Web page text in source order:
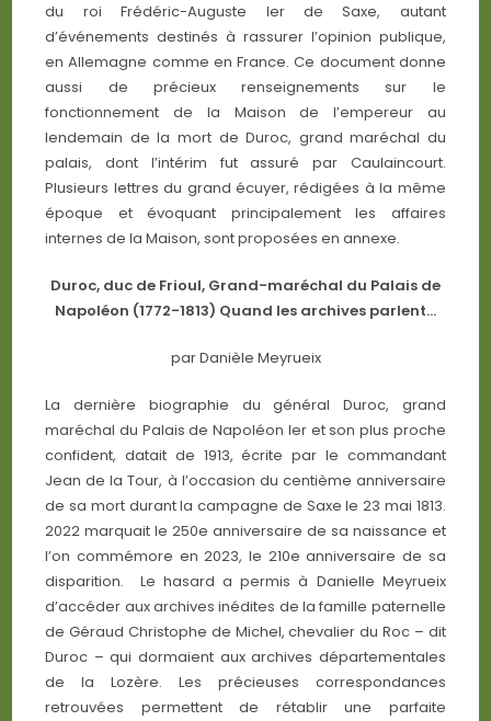
du roi Frédéric-Auguste Ier de Saxe, autant
d’événements destinés à rassurer l’opinion publique,
en Allemagne comme en France. Ce document donne
aussi de précieux renseignements sur le
fonctionnement de la Maison de l’empereur au
lendemain de la mort de Duroc, grand maréchal du
palais, dont l’intérim fut assuré par Caulaincourt.
Plusieurs lettres du grand écuyer, rédigées à la même
époque et évoquant principalement les affaires
internes de la Maison, sont proposées en annexe.
Duroc, duc de Frioul, Grand-maréchal du Palais de
Napoléon (1772-1813) Quand les archives parlent…
par Danièle Meyrueix
La dernière biographie du général Duroc, grand
maréchal du Palais de Napoléon Ier et son plus proche
confident, datait de 1913, écrite par le commandant
Jean de la Tour, à l’occasion du centième anniversaire
de sa mort durant la campagne de Saxe le 23 mai 1813.
2022 marquait le 250e anniversaire de sa naissance et
l’on commémore en 2023, le 210e anniversaire de sa
disparition. Le hasard a permis à Danielle Meyrueix
d’accéder aux archives inédites de la famille paternelle
de Géraud Christophe de Michel, chevalier du Roc – dit
Duroc – qui dormaient aux archives départementales
de la Lozère. Les précieuses correspondances
retrouvées permettent de rétablir une parfaite